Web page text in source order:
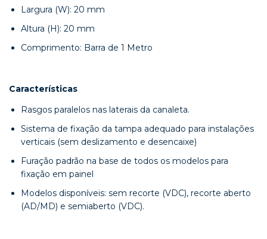
Largura (W): 20 mm
Altura (H): 20 mm
Comprimento: Barra de 1 Metro
Características
Rasgos paralelos nas laterais da canaleta.
Sistema de fixação da tampa adequado para instalações
verticais (sem deslizamento e desencaixe)
Furação padrão na base de todos os modelos para
fixação em painel
Modelos disponíveis: sem recorte (VDC), recorte aberto
(AD/MD) e semiaberto (VDC).